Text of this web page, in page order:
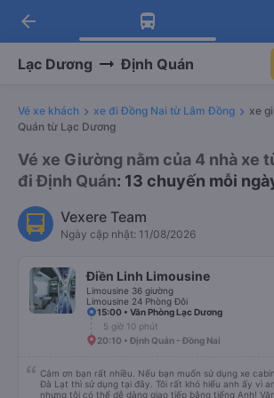
Tải app Vexere ngay!
Nhận ưu đãi thành viên độc
Tải app Vexere
-30k/ghế khi đặt vé máy bay
arrow_back
Lạc Dương Định Quán
Vé xe khách xe đi Đồng Nai từ Lâm Đồng
xe
Quán từ Lạc Dương
Vé xe Giường nằm của 4 nhà xe
đi Định Quán: 13 chuyến mỗi
Vexere Team
Ngày cập nhật: 11/08/2026
Điền Linh Limousine
Limousine 36 giường
Limousine 24 Phòng Đôi
15:00 • Văn Phòng Lạc Dương
5 giờ 10 phút
20:10 • Định Quán - Đồng Nai
Cảm ơn bạn rất nhiều. Nếu bạn muốn sử dụng xe
Đà Lạt thì sử dụng tại đây. Tôi rất khó hiểu anh ấy vì
nhưng tôi có thể dễ dàng giao tiếp bằng tiếng Anh!